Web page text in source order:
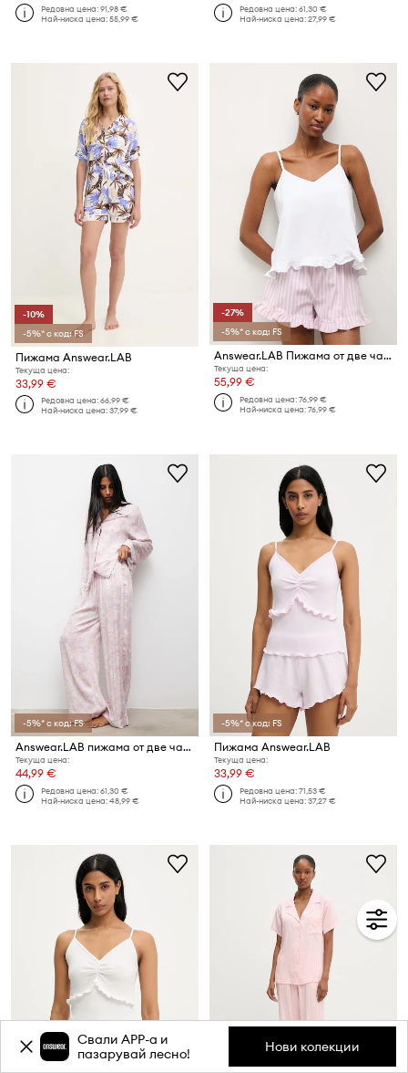
Редовна цена:91,98 €
Най-ниска цена:55,99 €
Редовна цена:61,30 €
Най-ниска цена:27,99 €
-10%
-5%* с код: FS
Пижама Answear.LAB
Текуща цена:
33,99 €
Редовна цена:66,99 €
Най-ниска цена:37,99 €
-27%
-5%* с код: FS
Answear.LAB Пижама от две части дамска с памук
Текуща цена:
55,99 €
Редовна цена:76,99 €
Най-ниска цена:76,99 €
-5%* с код: FS
Answear.LAB пижама от две части дамска от вискоза
Текуща цена:
44,99 €
Редовна цена:61,30 €
Най-ниска цена:48,99 €
-5%* с код: FS
Пижама Answear.LAB
Текуща цена:
33,99 €
Редовна цена:71,53 €
Най-ниска цена:37,27 €
Свали APP-a и
пазарувай лесно!
Нови колекции